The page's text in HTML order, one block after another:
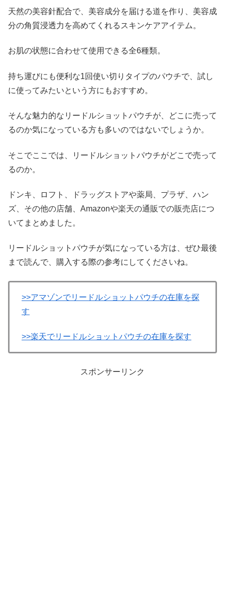
天然の美容針配合で、美容成分を届ける道を作り、美容成
分の角質浸透力を高めてくれるスキンケアアイテム。
お肌の状態に合わせて使用できる全6種類。
持ち運びにも便利な1回使い切りタイプのパウチで、試し
に使ってみたいという方にもおすすめ。
そんな魅力的なリードルショットパウチが、どこに売って
るのか気になっている方も多いのではないでしょうか。
そこでここでは、リードルショットパウチがどこで売って
るのか。
ドンキ、ロフト、ドラッグストアや薬局、プラザ、ハン
ズ、その他の店舗、Amazonや楽天の通販での販売店につ
いてまとめました。
リードルショットパウチが気になっている方は、ぜひ最後
まで読んで、購入する際の参考にしてくださいね。
>>アマゾンでリードルショットパウチの在庫を探
す
>>楽天でリードルショットパウチの在庫を探す
スポンサーリンク